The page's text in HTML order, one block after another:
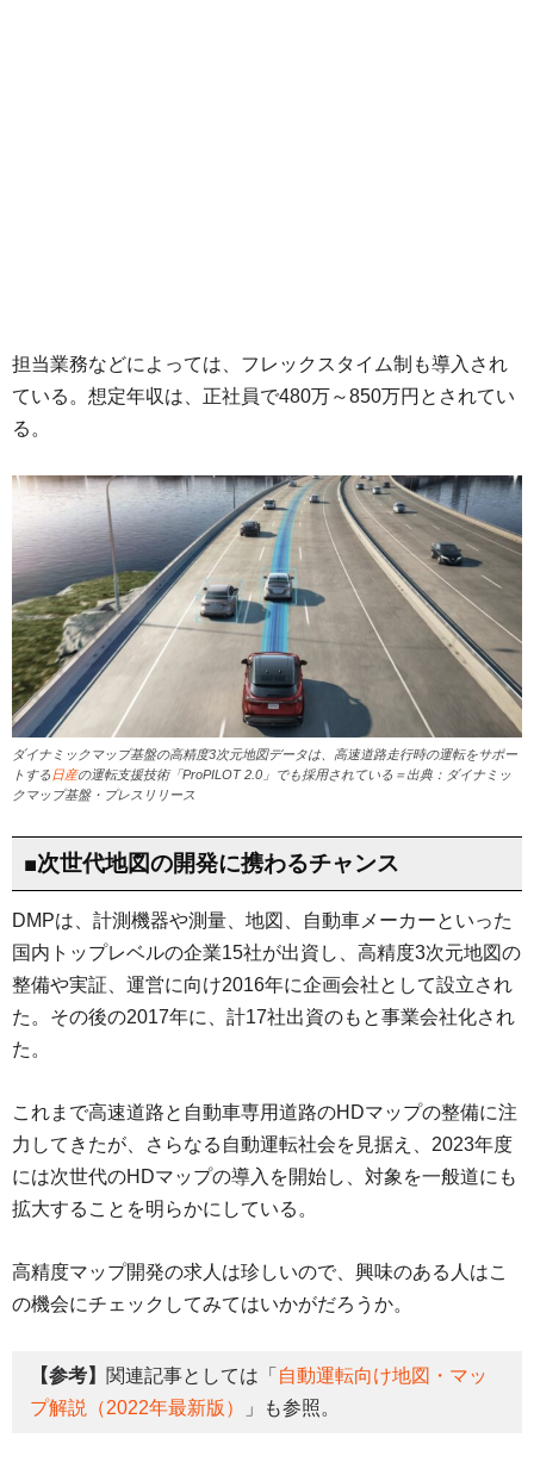
担当業務などによっては、フレックスタイム制も導入され
ている。想定年収は、正社員で480万～850万円とされてい
る。
ダイナミックマップ基盤の高精度3次元地図データは、高速道路走行時の運転をサポー
トする 日産の運転支援技術「ProPILOT 2.0」でも採用されている＝出典：ダイナミッ
クマップ基盤・プレスリリース
■次世代地図の開発に携わるチャンス
DMPは、計測機器や測量、地図、自動車メーカーといった
国内トップレベルの企業15社が出資し、高精度3次元地図の
整備や実証、運営に向け2016年に企画会社として設立され
た。その後の2017年に、計17社出資のもと事業会社化され
た。
これまで高速道路と自動車専用道路のHDマップの整備に注
力してきたが、さらなる自動運転社会を見据え、2023年度
には次世代のHDマップの導入を開始し、対象を一般道にも
拡大することを明らかにしている。
高精度マップ開発の求人は珍しいので、興味のある人はこ
の機会にチェックしてみてはいかがだろうか。
【参考】 関連記事としては「 自動運転向け地図・マッ
プ解説（2022年最新版）
」も参照。